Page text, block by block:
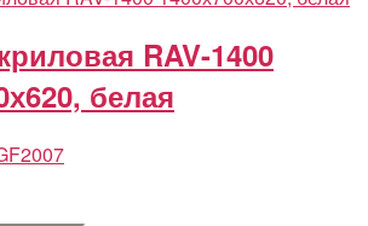
RAV-1400
белая